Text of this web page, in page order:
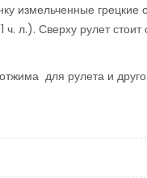
измельченные
ч. л.). Сверху рулет
для рулета и